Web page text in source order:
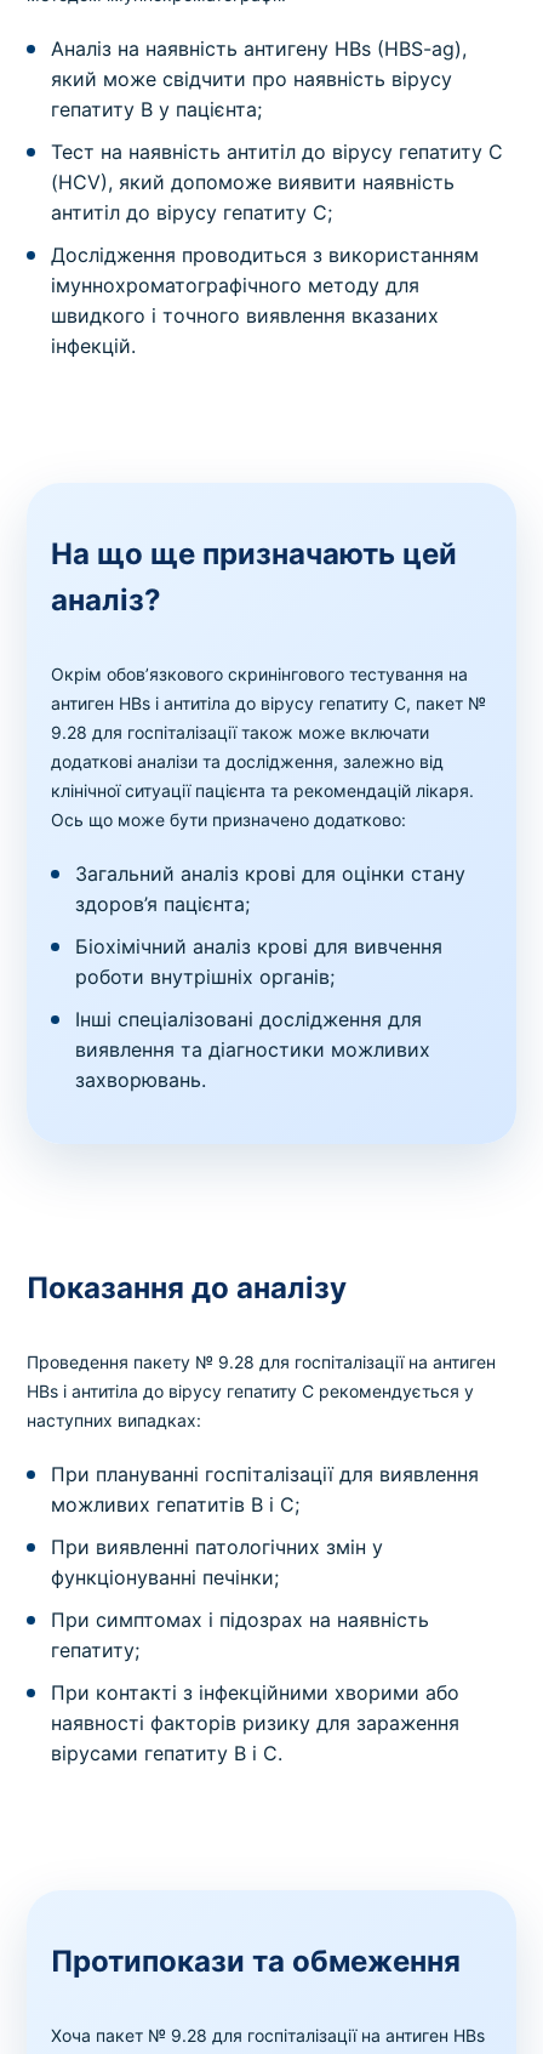
Аналіз на наявність антигену HBs (HBS-ag),
який може свідчити про наявність вірусу
гепатиту B у пацієнта;
Тест на наявність антитіл до вірусу гепатиту C
(HCV), який допоможе виявити наявність
антитіл до вірусу гепатиту C;
Дослідження проводиться з використанням
імуннохроматографічного методу для
швидкого і точного виявлення вказаних
інфекцій.
На що ще призначають цей
аналіз?
Окрім обов’язкового скринінгового тестування на
антиген HBs і антитіла до вірусу гепатиту C, пакет №
9.28 для госпіталізації також може включати
додаткові аналізи та дослідження, залежно від
клінічної ситуації пацієнта та рекомендацій лікаря.
Ось що може бути призначено додатково:
Загальний аналіз крові для оцінки стану
здоров’я пацієнта;
Біохімічний аналіз крові для вивчення
роботи внутрішніх органів;
Інші спеціалізовані дослідження для
виявлення та діагностики можливих
захворювань.
Показання до аналізу
Проведення пакету № 9.28 для госпіталізації на антиген
HBs і антитіла до вірусу гепатиту C рекомендується у
наступних випадках:
При плануванні госпіталізації для виявлення
можливих гепатитів B і C;
При виявленні патологічних змін у
функціонуванні печінки;
При симптомах і підозрах на наявність
гепатиту;
При контакті з інфекційними хворими або
наявності факторів ризику для зараження
вірусами гепатиту B і C.
Протипокази та обмеження
Хоча пакет № 9.28 для госпіталізації на антиген HBs